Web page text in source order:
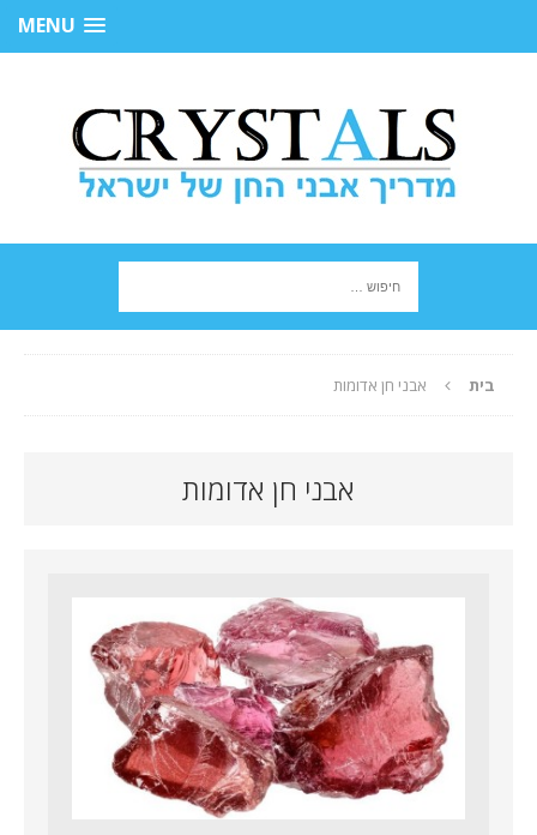
MENU
בית אבני חן אדומות
אבני חן אדומות